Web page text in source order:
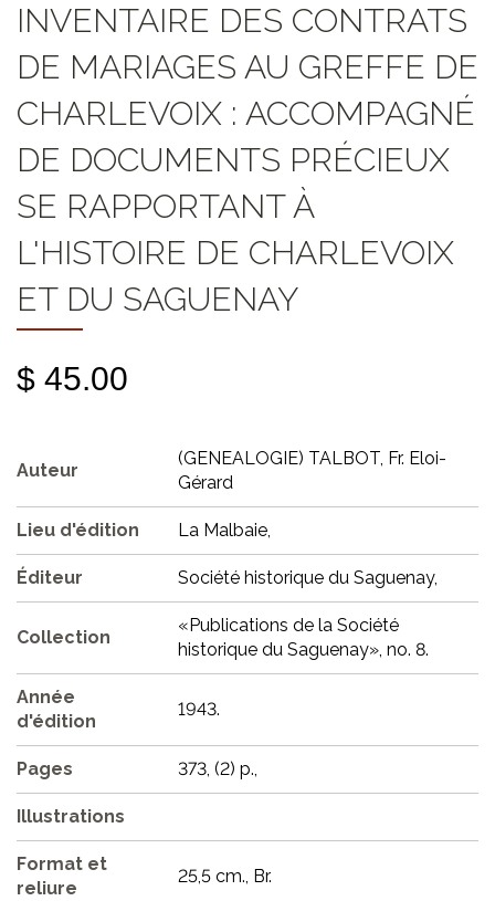
INVENTAIRE DES CONTRATS
DE MARIAGES AU GREFFE DE
CHARLEVOIX : ACCOMPAGNÉ
DE DOCUMENTS PRÉCIEUX
SE RAPPORTANT À
L'HISTOIRE DE CHARLEVOIX
ET DU SAGUENAY
$ 45.00
Auteur
(GENEALOGIE) TALBOT, Fr. Eloi-
Gérard
Lieu d'édition La Malbaie,
Éditeur Société historique du Saguenay,
Collection
«Publications de la Société
historique du Saguenay», no. 8.
Année
d'édition
1943.
Pages 373, (2) p.,
Illustrations
Format et
reliure
25,5 cm., Br.